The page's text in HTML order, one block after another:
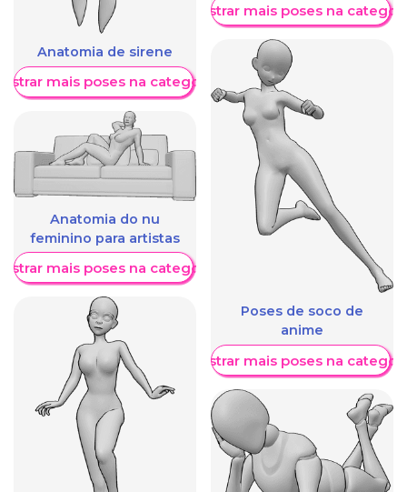
Anatomia de sirene
mais poses na categoria
Anatomia do nu
feminino para artistas
mais poses na categoria
Mostrar mais poses na
Poses de soco de
anime
Mostrar mais poses na